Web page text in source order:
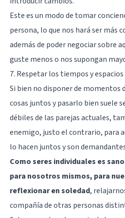
Este es un modo de tomar
persona, lo que nos hará ser más
además de poder negociar sobre
guste menos o nos supongan
7. Respetar los tiempos y
Si bien no disponer de momentos
cosas juntos y pasarlo bien suele
débiles de las parejas actuales,
enemigo, justo el contrario, para
lo hacen juntos y son
Como seres individuales es
para nosotros mismos, para
reflexionar en soledad,
compañía de otras personas